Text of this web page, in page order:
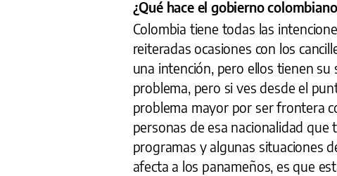
¿Qué hace el gobierno
Colombia tiene todas las
reiteradas ocasiones con los
una intención, pero ellos tienen
problema, pero si ves desde el
problema mayor por ser frontera
personas de esa nacionalidad que
programas y algunas situaciones
afecta a los panameños, es que